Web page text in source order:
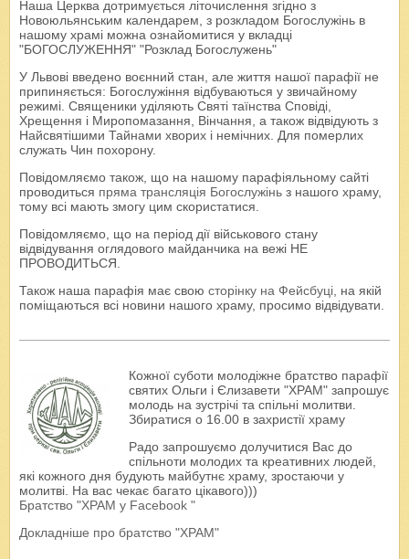
Наша Церква дотримується літочислення згідно з
Новоюльянським календарем, з розкладом Богослужінь в
нашому храмі можна ознайомитися у вкладці
"БОГОСЛУЖЕННЯ" "Розклад Богослужень"
У Львові введено воєнний стан, але життя нашої парафії не
припиняється: Богослужіння відбуваються у звичайному
режимі. Священики уділяють Святі таїнства Сповіді,
Хрещення і Миропомазання, Вінчання, а також відвідують з
Найсвятішими Тайнами хворих і немічних. Для померлих
служать Чин похорону.
Повідомляємо також, що на нашому парафіяльному сайті
проводиться пряма трансляція Богослужінь з нашого храму,
тому всі мають змогу цим скористатися.
Повідомляємо, що на період дії військового стану
відвідування оглядового майданчика на вежі НЕ
ПРОВОДИТЬСЯ.
Також наша парафія має свою сторінку на Фейсбуці, на якій
поміщаються всі новини нашого храму, просимо відвідувати.
Кожної суботи молодіжне братство парафії
святих Ольги і Єлизавети "ХРАМ" запрошує
молодь на зустрічі та спільні молитви.
Збиратися о 16.00 в захристії храму
Радо запрошуємо долучитися Вас до
спільноти молодих та креативних людей,
які кожного дня будують майбутнє храму, зростаючи у
молитві. На вас чекає багато цікавого)))
Братство "ХРАМ у Facebook "
Докладніше про братство "ХРАМ"